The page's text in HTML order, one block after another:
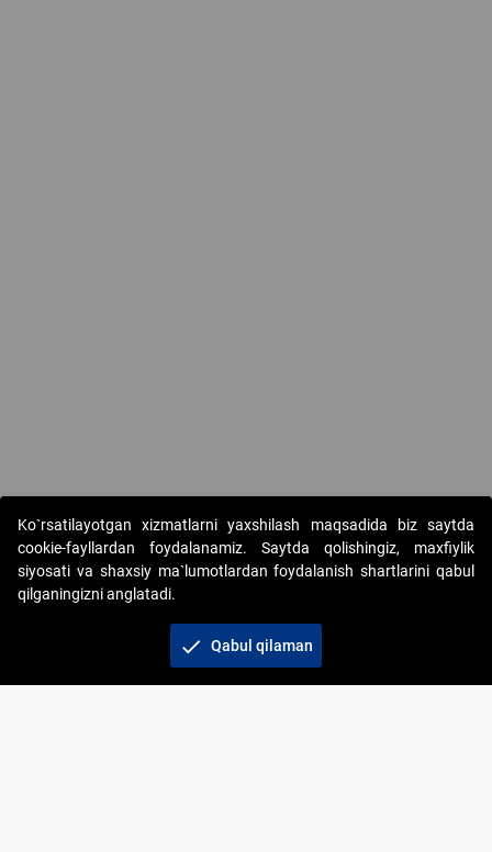
Copyright © 2017-2026. "Elektron onlayn-auksionlarni
tashkil etish" AJ. Barcha huquqlar himoyalangan
Ko`rsatilayotgan xizmatlarni yaxshilash maqsadida biz saytda
cookie-fayllardan foydalanamiz. Saytda qolishingiz, maxfiylik
siyosati va shaxsiy ma`lumotlardan foydalanish shartlarini qabul
qilganingizni anglatadi.
check Qabul qilaman